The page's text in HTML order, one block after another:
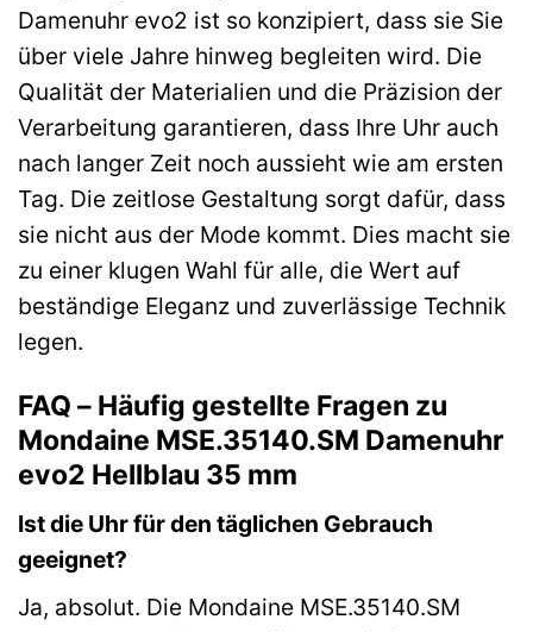
Damenuhr evo2 ist so konzipiert, dass sie Sie
über viele Jahre hinweg begleiten wird. Die
Qualität der Materialien und die Präzision der
Verarbeitung garantieren, dass Ihre Uhr auch
nach langer Zeit noch aussieht wie am ersten
Tag. Die zeitlose Gestaltung sorgt dafür, dass
sie nicht aus der Mode kommt. Dies macht sie
zu einer klugen Wahl für alle, die Wert auf
beständige Eleganz und zuverlässige Technik
legen.
FAQ – Häufig gestellte Fragen zu
Mondaine MSE.35140.SM Damenuhr
evo2 Hellblau 35 mm
Ist die Uhr für den täglichen Gebrauch
geeignet?
Ja, absolut. Die Mondaine MSE.35140.SM